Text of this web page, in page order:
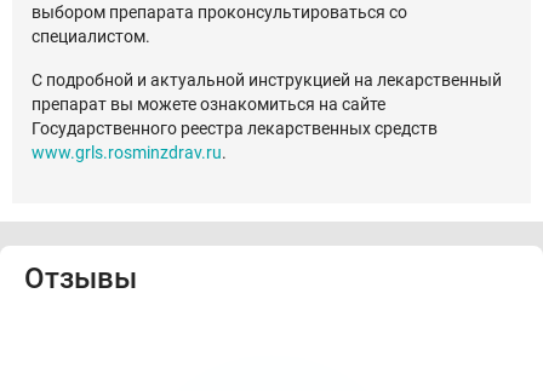
выбором препарата проконсультироваться со
специалистом.
С подробной и актуальной инструкцией на лекарственный
препарат вы можете ознакомиться на сайте
Государственного реестра лекарственных средств
www.grls.rosminzdrav.ru.
Отзывы